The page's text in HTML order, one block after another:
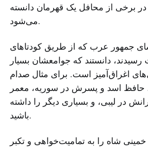
در برخی از محافل یک قهرمان دانسته
می‌شود.
جمهور عرب که از طریق کودتاهای
دانستند که جوامعشان بسیار
اغراق‌آمیز است. برای مثال صدام
حافظ اسد و پسرش در سوریه، معمر
در لیبی، و بسیاری دیگر را داشته
باشید.
خمینی شاه را به تمامیت‌خواهی و تکبر